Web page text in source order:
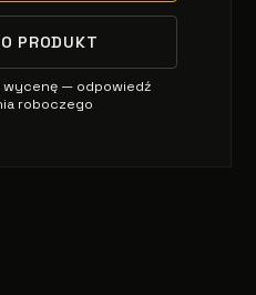
PRODUKT
— odpowiedź
roboczego